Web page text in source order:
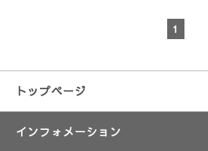
1
トップページ
インフォメーション